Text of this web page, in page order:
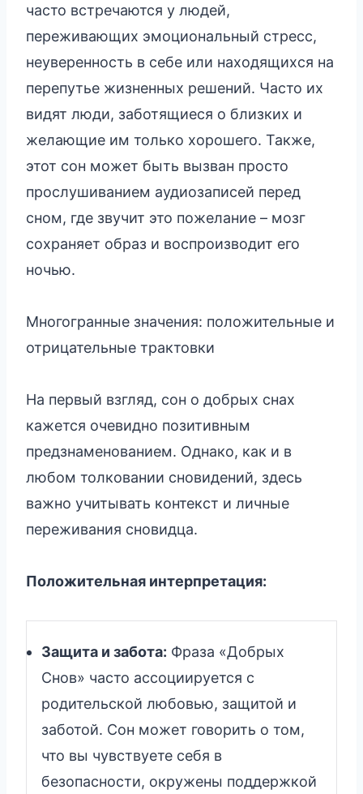
часто встречаются у людей,
переживающих эмоциональный стресс,
неуверенность в себе или находящихся на
перепутье жизненных решений. Часто их
видят люди, заботящиеся о близких и
желающие им только хорошего. Также,
этот сон может быть вызван просто
прослушиванием аудиозаписей перед
сном, где звучит это пожелание – мозг
сохраняет образ и воспроизводит его
ночью.
Многогранные значения: положительные и
отрицательные трактовки
На первый взгляд, сон о добрых снах
кажется очевидно позитивным
предзнаменованием. Однако, как и в
любом толковании сновидений, здесь
важно учитывать контекст и личные
переживания сновидца.
Положительная интерпретация:
Защита и забота: Фраза «Добрых
Снов» часто ассоциируется с
родительской любовью, защитой и
заботой. Сон может говорить о том,
что вы чувствуете себя в
безопасности, окружены поддержкой